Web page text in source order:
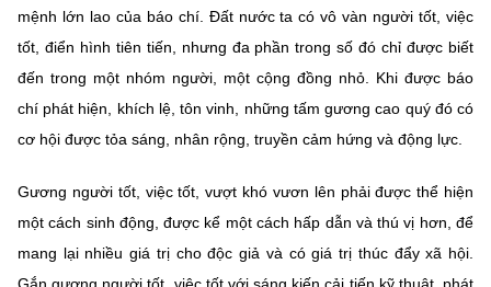
mệnh lớn lao của báo chí. Đất nước ta có vô vàn người tốt, việc
tốt, điển hình tiên tiến, nhưng đa phần trong số đó chỉ được biết
đến trong một nhóm người, một cộng đồng nhỏ. Khi được báo
chí phát hiện, khích lệ, tôn vinh, những tấm gương cao quý đó có
cơ hội được tỏa sáng, nhân rộng, truyền cảm hứng và động lực.
Gương người tốt, việc tốt, vượt khó vươn lên phải được thể hiện
một cách sinh động, được kể một cách hấp dẫn và thú vị hơn, để
mang lại nhiều giá trị cho độc giả và có giá trị thúc đẩy xã hội.